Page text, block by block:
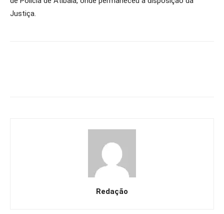
Justiça.
Redação